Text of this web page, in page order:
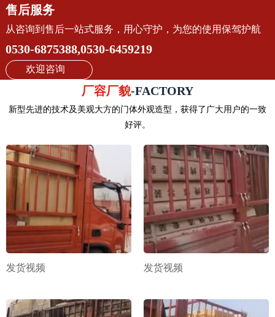
售后服务
从咨询到售后一站式服务，用心守护，为您的使用保驾护航
0530-6875388,0530-6459219
欢迎咨询
厂容厂貌-FACTORY
新型先进的技术及美观大方的门体外观造型，获得了广大用户的一致
好评。
发货视频 发货视频